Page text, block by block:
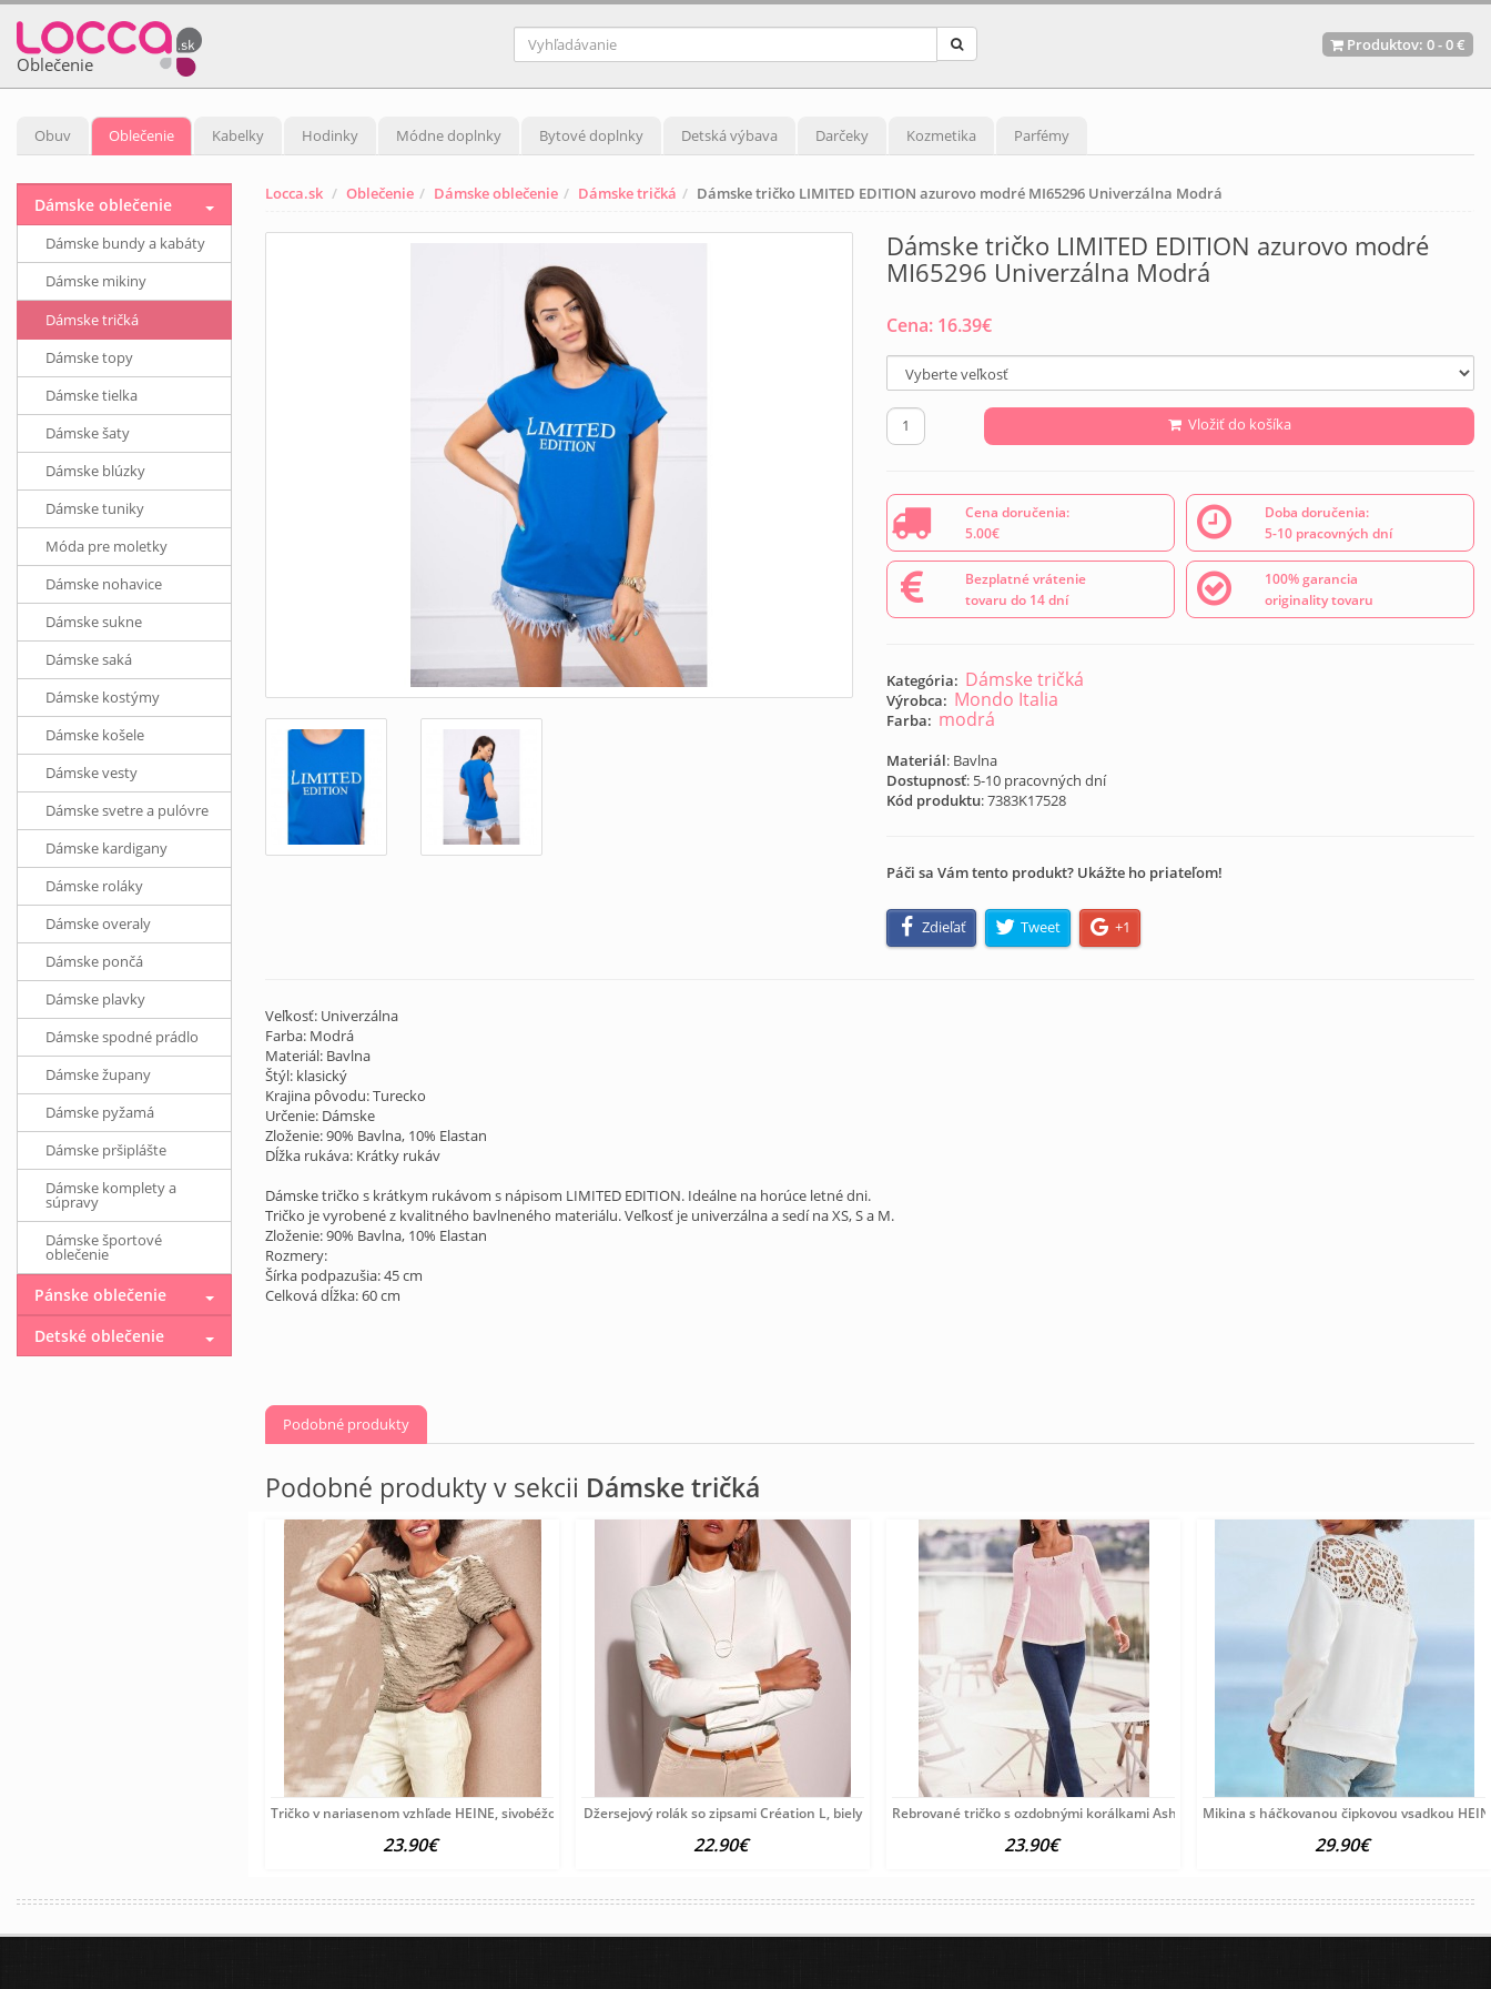
Oblečenie
Produktov: 0-0 €
Obuv Oblečenie Kabelky Hodinky Módne doplnky Bytové doplnky Detská výbava Darčeky Kozmetika Parfémy
Locca.sk Oblečenie Dámske oblečenie Dámske tričká Dámske tričko LIMITED EDITION azurovo modré MI65296 Univerzálna Modrá
Dámske tričko LIMITED EDITION azurovo modré
MI65296 Univerzálna Modrá
Cena: 16.39€
Vložiť do košíka
Cena doručenia:
5.00€
Doba doručenia:
5-10 pracovných dní
Bezplatné vrátenie
tovaru do 14 dní
100% garancia
originality tovaru
Kategória: Dámske tričká
Výrobca: Mondo Italia
Farba: modrá
Materiál: Bavlna
Dostupnosť: 5-10 pracovných dní
Kód produktu:7383K17528
Páči sa Vám tento produkt? Ukážte ho priateľom!
Zdieľať Tweet +1
Veľkosť: Univerzálna
Farba: Modrá
Materiál: Bavlna
Štýl: klasický
Krajina pôvodu: Turecko
Určenie: Dámske
Zloženie: 90% Bavlna, 10% Elastan
Dĺžka rukáva: Krátky rukáv
Dámske tričko s krátkym rukávom s nápisom LIMITED EDITION. Ideálne na horúce letné dni.
Tričko je vyrobené z kvalitného bavlneného materiálu. Veľkosť je univerzálna a sedí na XS, S a M.
Zloženie: 90% Bavlna, 10% Elastan
Rozmery:
Šírka podpazušia: 45 cm
Celková dĺžka: 60 cm
Podobné produkty
Podobné produkty v sekcii Dámske tričká
Tričko v nariasenom vzhľade HEINE, sivobéžové
23.90€
Džersejový rolák so zipsami Création L, biely
22.90€
Rebrované tričko s ozdobnými korálkami Ashley Brooke, ružové
23.90€
Mikina s háčkovanou čipkovou vsadkou
29.90€
Dámske oblečenie
Dámske bundy a kabáty
Dámske mikiny
Dámske tričká
Dámske topy
Dámske tielka
Dámske šaty
Dámske blúzky
Dámske tuniky
Móda pre moletky
Dámske nohavice
Dámske sukne
Dámske saká
Dámske kostýmy
Dámske košele
Dámske vesty
Dámske svetre a pulóvre
Dámske kardigany
Dámske roláky
Dámske overaly
Dámske pončá
Dámske plavky
Dámske spodné prádlo
Dámske župany
Dámske pyžamá
Dámske pršiplášte
Dámske komplety a
súpravy
Dámske športové
oblečenie
Pánske oblečenie
Detské oblečenie